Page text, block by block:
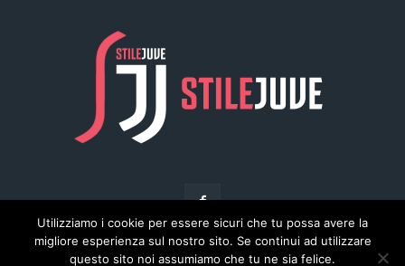
Utilizziamo i cookie per essere sicuri che tu possa avere la
migliore esperienza sul nostro sito. Se continui ad utilizzare
questo sito noi assumiamo che tu ne sia felice.